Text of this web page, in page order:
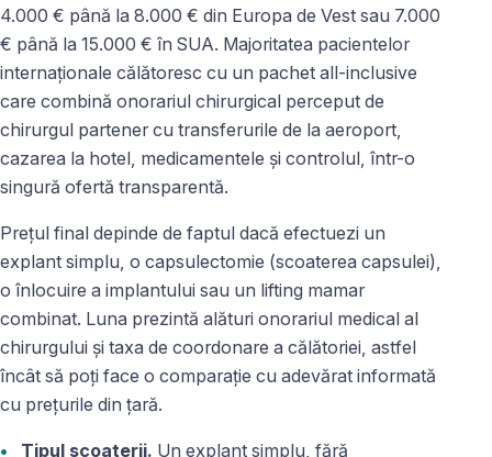
4.000 € până la 8.000 € din Europa de Vest sau 7.000
€ până la 15.000 € în SUA. Majoritatea pacientelor
internaționale călătoresc cu un pachet all-inclusive
care combină onorariul chirurgical perceput de
chirurgul partener cu transferurile de la aeroport,
cazarea la hotel, medicamentele și controlul, într-o
singură ofertă transparentă.
Prețul final depinde de faptul dacă efectuezi un
explant simplu, o capsulectomie (scoaterea capsulei),
o înlocuire a implantului sau un lifting mamar
combinat. Luna prezintă alături onorariul medical al
chirurgului și taxa de coordonare a călătoriei, astfel
încât să poți face o comparație cu adevărat informată
cu prețurile din țară.
Tipul scoaterii. Un explant simplu, fără